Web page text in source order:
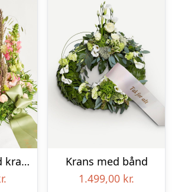
Elegant lyserød krans med bånd
Krans med bånd
1.499,00 kr.